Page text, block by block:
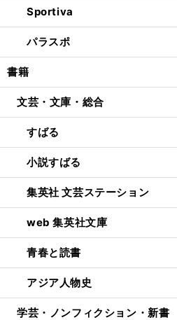
Sportiva
パラスポ
書籍
文芸・文庫・総合
すばる
小説すばる
集英社 文芸ステーション
web 集英社文庫
青春と読書
アジア人物史
学芸・ノンフィクション・新書